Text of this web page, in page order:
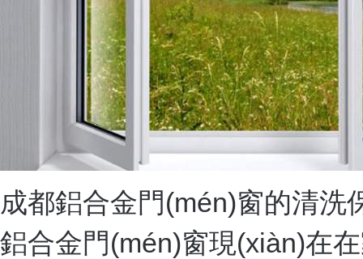
成都鋁合金門(mén)窗的清洗
鋁合金門(mén)窗現(xiàn)在